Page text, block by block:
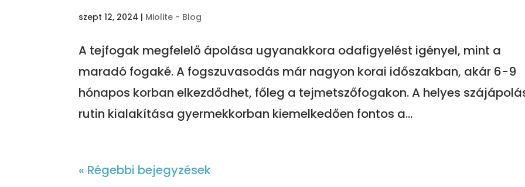
szept 12, 2024 | Miolite - Blog
A tejfogak megfelelő ápolása ugyanakkora odafigyelést igényel, mint a
maradó fogaké. A fogszuvasodás már nagyon korai időszakban, akár 6-9
hónapos korban elkezdődhet, főleg a tejmetszőfogakon. A helyes
rutin kialakítása gyermekkorban kiemelkedően fontos a...
« Régebbi bejegyzések